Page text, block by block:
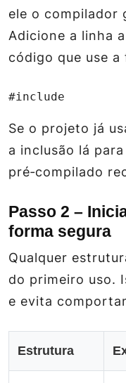
ele o compilador
Adicione a linha
código que use a
#include
Se o projeto já
a inclusão lá
pré‑compilado
Passo 2 –
forma segura
Qualquer
do primeiro uso.
e evita
Estrutura